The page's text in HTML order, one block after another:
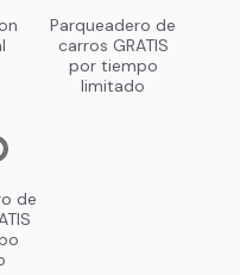
Parqueadero de
carros GRATIS
por tiempo
limitado
de